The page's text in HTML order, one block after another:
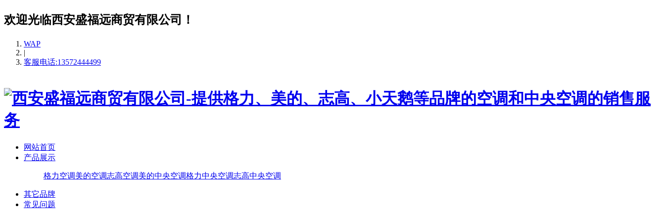
欢迎光临西安盛福远商贸有限公司！
WAP
|
客服电话:13572444499
网站首页
产品展示
格力空调美的空调志高空调美的中央空调格力中央空调志高中央空调
其它品牌
常见问题